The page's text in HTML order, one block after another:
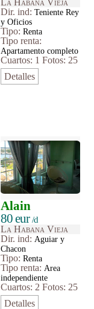
La Habana Vieja
Dir. ind:Teniente Rey
y Oficios
Tipo:Renta
Tipo renta:
Apartamento completo
Cuartos: 1 Fotos: 25
Detalles
Alain
80 eur/d
La Habana Vieja
Dir. ind: Aguiar y
Chacon
Tipo:Renta
Tipo renta: Area
independiente
Cuartos: 2 Fotos: 25
Detalles